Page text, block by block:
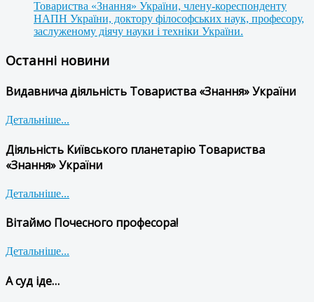
Товариства «Знання» України, члену-кореспонденту
НАПН України, доктору філософських наук, професору,
заслуженому діячу науки і техніки України.
Останні новини
Видавнича діяльність Товариства «Знання» України
Детальніше...
Діяльність Київського планетарію Товариства
«Знання» України
Детальніше...
Вітаймо Почесного професора!
Детальніше...
А суд іде…